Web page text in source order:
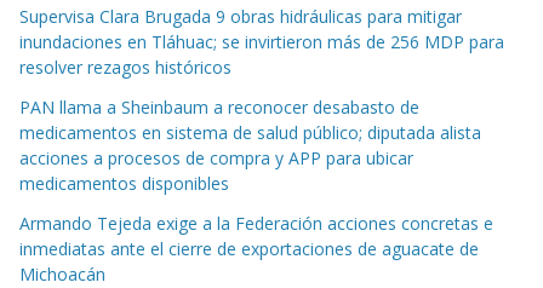
Supervisa Clara Brugada 9 obras hidráulicas para mitigar
inundaciones en Tláhuac; se invirtieron más de 256 MDP para
resolver rezagos históricos
PAN llama a Sheinbaum a reconocer desabasto de
medicamentos en sistema de salud público; diputada alista
acciones a procesos de compra y APP para ubicar
medicamentos disponibles
Armando Tejeda exige a la Federación acciones concretas e
inmediatas ante el cierre de exportaciones de aguacate de
Michoacán